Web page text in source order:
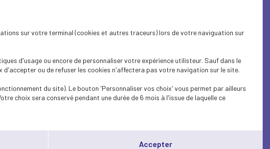
sur votre terminal (cookies et autres traceurs) lors de votre naviguation sur
d'usage ou encore de personnaliser votre expérience utilisteur. Sauf dans le
ou de refuser les cookies n'affectera pas votre navigation sur le site.
du site). Le bouton 'Personnaliser vos choix' vous permet par ailleurs
choix sera conservé pendant une durée de 6 mois à l'issue de laquelle ce
Accepter